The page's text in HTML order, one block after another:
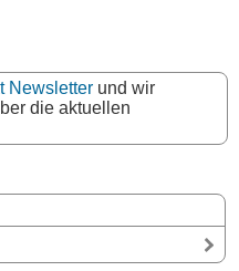
Newsletter und wir
die aktuellen